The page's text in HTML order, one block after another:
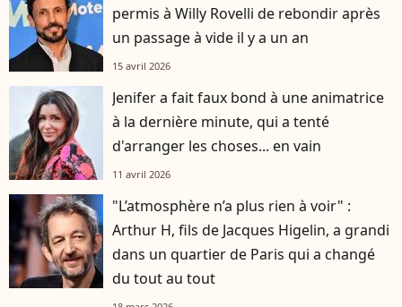
permis à Willy Rovelli de rebondir après
un passage à vide il y a un an
15 avril 2026
Jenifer a fait faux bond à une animatrice
à la dernière minute, qui a tenté
d'arranger les choses... en vain
11 avril 2026
"L’atmosphère n’a plus rien à voir" :
Arthur H, fils de Jacques Higelin, a grandi
dans un quartier de Paris qui a changé
du tout au tout